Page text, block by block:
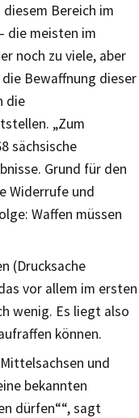
Bereich im
die meisten im
noch zu viele, aber
Bewaffnung dieser
die
„Zum
sächsische
Grund für den
Widerrufe und
Waffen müssen
(Drucksache
vor allem im ersten
wenig. Es liegt also
können.
und
bekannten
dürfen““, sagt